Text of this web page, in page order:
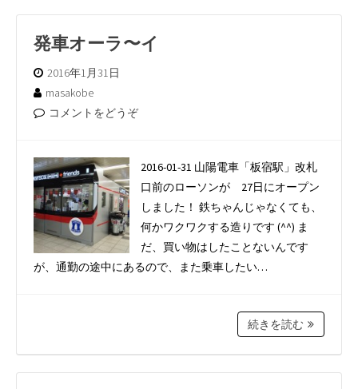
発車オーラ〜イ
2016年1月31日
masakobe
コメントをどうぞ
2016-01-31 山陽電車「板宿駅」改札
口前のローソンが 27日にオープン
しました！ 鉄ちゃんじゃなくても、
何かワクワクする造りです (^^) ま
だ、買い物はしたことないんです
が、通勤の途中にあるので、また乗車したい…
続きを読む